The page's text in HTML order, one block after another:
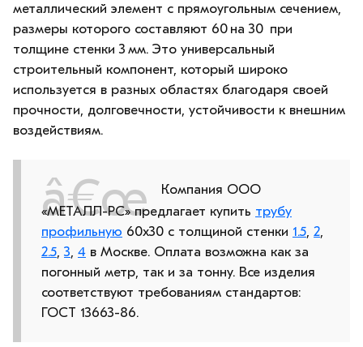
металлический элемент с прямоугольным сечением,
размеры которого составляют 60 на 30 при
толщине стенки 3 мм. Это универсальный
строительный компонент, который широко
используется в разных областях благодаря своей
прочности, долговечности, устойчивости к внешним
воздействиям.
Компания ООО
«МЕТАЛЛ-РС» предлагает купить трубу
профильную 60х30 с толщиной стенки 1.5 2
2.5 3 4 в Москве. Оплата возможна как за
погонный метр, так и за тонну. Все изделия
соответствуют требованиям стандартов:
ГОСТ 13663-86.